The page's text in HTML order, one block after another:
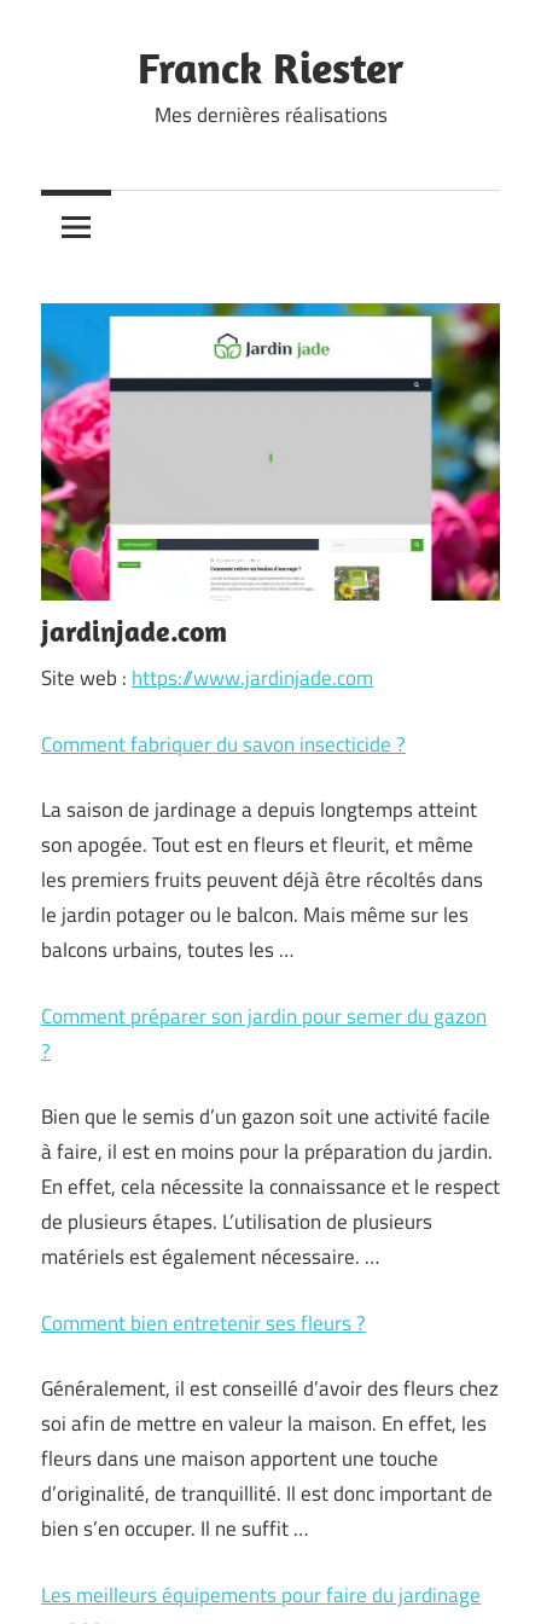
Franck Riester
Mes dernières réalisations
jardinjade.com
Site web : https://www.jardinjade.com
Comment fabriquer du savon insecticide ?
La saison de jardinage a depuis longtemps atteint
son apogée. Tout est en fleurs et fleurit, et même
les premiers fruits peuvent déjà être récoltés dans
le jardin potager ou le balcon. Mais même sur les
balcons urbains, toutes les …
Comment préparer son jardin pour semer du gazon
?
Bien que le semis d’un gazon soit une activité facile
à faire, il est en moins pour la préparation du jardin.
En effet, cela nécessite la connaissance et le respect
de plusieurs étapes. L’utilisation de plusieurs
matériels est également nécessaire. …
Comment bien entretenir ses fleurs ?
Généralement, il est conseillé d’avoir des fleurs chez
soi afin de mettre en valeur la maison. En effet, les
fleurs dans une maison apportent une touche
d’originalité, de tranquillité. Il est donc important de
bien s’en occuper. Il ne suffit …
Les meilleurs équipements pour faire du jardinage